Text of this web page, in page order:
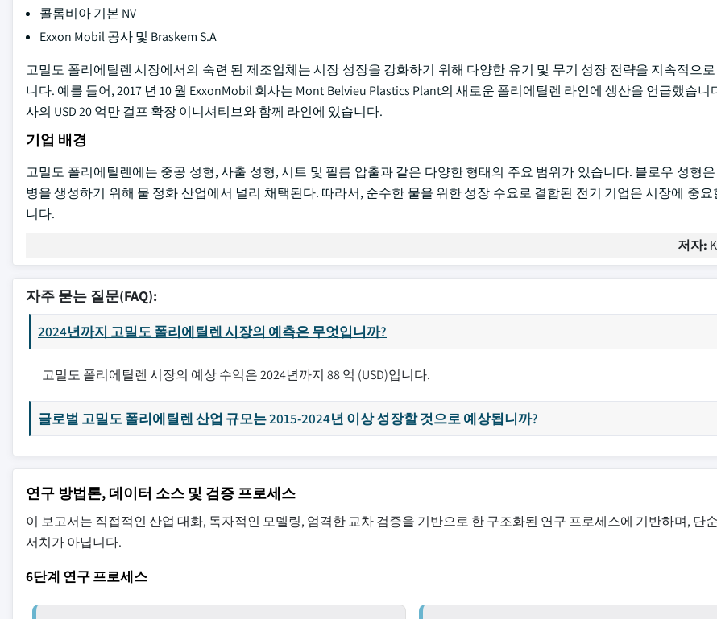
콜롬비아 기본 NV
Exxon Mobil 공사 및 Braskem S.A
고밀도 폴리에틸렌 시장에서의 숙련 된 제조업체는 시장 성장을 강화하기 위해 다양한 유기 및 무기 성장 전략을 지속적으
니다. 예를 들어, 2017 년 10 월 ExxonMobil 회사는 Mont Belvieu Plastics Plant의 새로운 폴리에틸렌 라인에 생산을 언급했습니
사의 USD 20 억만 걸프 확장 이니셔티브와 함께 라인에 있습니다.
기업 배경
고밀도 폴리에틸렌에는 중공 성형, 사출 성형, 시트 및 필름 압출과 같은 다양한 형태의 주요 범위가 있습니다. 블로우 성형
병을 생성하기 위해 물 정화 산업에서 널리 채택된다. 따라서, 순수한 물을 위한 성장 수요로 결합된 전기 기업은 시장에 중
니다.
저자:
자주 묻는 질문(FAQ):
2024년까지 고밀도 폴리에틸렌 시장의 예측은 무엇입니까?
고밀도 폴리에틸렌 시장의 예상 수익은 2024년까지 88 억 (USD)입니다.
글로벌 고밀도 폴리에틸렌 산업 규모는 2015-2024년 이상 성장할 것으로 예상됩니까?
연구 방법론, 데이터 소스 및 검증 프로세스
이 보고서는 직접적인 산업 대화, 독자적인 모델링, 엄격한 교차 검증을 기반으로 한 구조화된 연구 프로세스에 기반하며, 단
서치가 아닙니다.
6단계 연구 프로세스